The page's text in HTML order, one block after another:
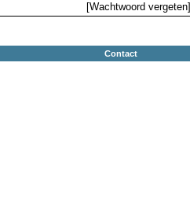
[Wachtwoord vergeten]
Contact